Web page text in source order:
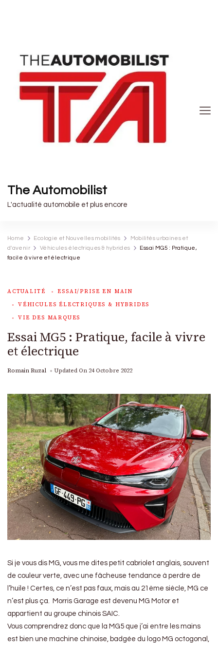
The Automobilist
L'actualité automobile et plus encore
Home Ecologie et Nouvelles mobilités
Mobilités urbaines et
d'avenir
Véhicules électriques & hybrides
Essai MG5 : Pratique,
facile à vivre et électrique
ACTUALITÉ
ESSAI/PRISE EN MAIN
VÉHICULES ÉLECTRIQUES & HYBRIDES
VIE DES MARQUES
Essai MG5 : Pratique, facile à vivre
et électrique
Romain Ruzal Updated On 24 Octobre 2022
Si je vous dis MG, vous me dites petit cabriolet anglais, souvent
de couleur verte, avec une fâcheuse tendance à perdre de
l’huile ! Certes, ce n’est pas faux, mais au 21ème siècle, MG ce
n’est plus ça. Morris Garage est devenu MG Motor et
appartient au groupe chinois SAIC.
Vous comprendrez donc que la MG5 que j’ai entre les mains
est bien une machine chinoise, badgée du logo MG octogonal,